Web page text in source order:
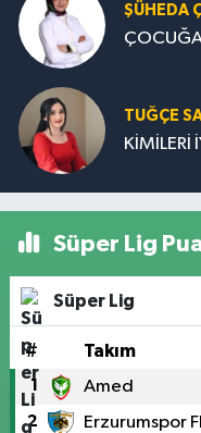
ŞÜHEDA
TUĞÇE
KİMİLERİ
Süper Lig
Süper Lig
# Takım
1 Amed
2 Erzurumspor